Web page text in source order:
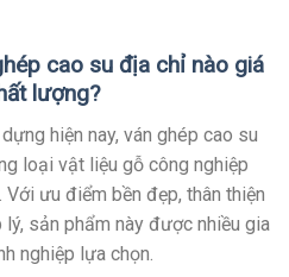
cao su địa chỉ nào giá
lượng?
hiện nay, ván ghép cao su
loại vật liệu gỗ công nghiệp
ưu điểm bền đẹp, thân thiện
sản phẩm này được nhiều gia
nghiệp lựa chọn.